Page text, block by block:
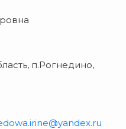
п.Рогнедино,